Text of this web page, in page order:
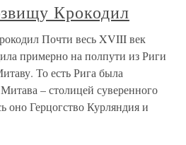
Крокодил
Почти весь XVIII век
примерно на полпути из Риги
То есть Рига была
– столицей суверенного
оно Герцогство Курляндия и